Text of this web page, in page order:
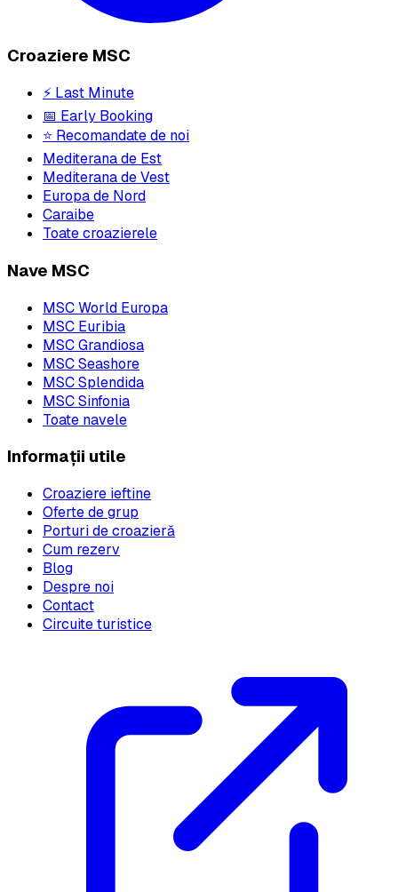
Croaziere MSC
⚡ Last Minute
📅 Early Booking
⭐ Recomandate de noi
Mediterana de Est
Mediterana de Vest
Europa de Nord
Caraibe
Toate croazierele
Nave MSC
MSC World Europa
MSC Euribia
MSC Grandiosa
MSC Seashore
MSC Splendida
MSC Sinfonia
Toate navele
Informații utile
Croaziere ieftine
Oferte de grup
Porturi de croazieră
Cum rezerv
Blog
Despre noi
Contact
Circuite turistice